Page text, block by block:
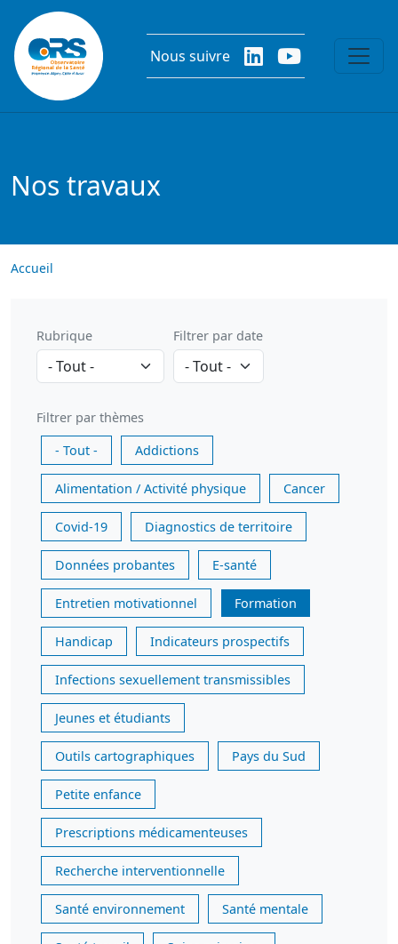
Aller au contenu principal
Nous suivre
Nos travaux
Accueil
Rubrique Filtrer par date
Filtrer par thèmes
- Tout -
Addictions
Alimentation / Activité physique Cancer
Covid-19 Diagnostics de territoire
Données probantes E-santé
Entretien motivationnel Formation
Handicap Indicateurs prospectifs
Infections sexuellement transmissibles
Jeunes et étudiants
Outils cartographiques Pays du Sud
Petite enfance
Prescriptions médicamenteuses
Recherche interventionnelle
Santé environnement Santé mentale